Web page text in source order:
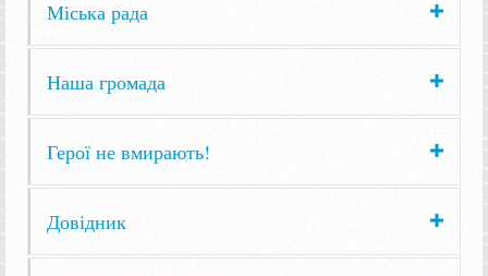
Міська рада
Наша громада
Герої не вмирають!
Довідник